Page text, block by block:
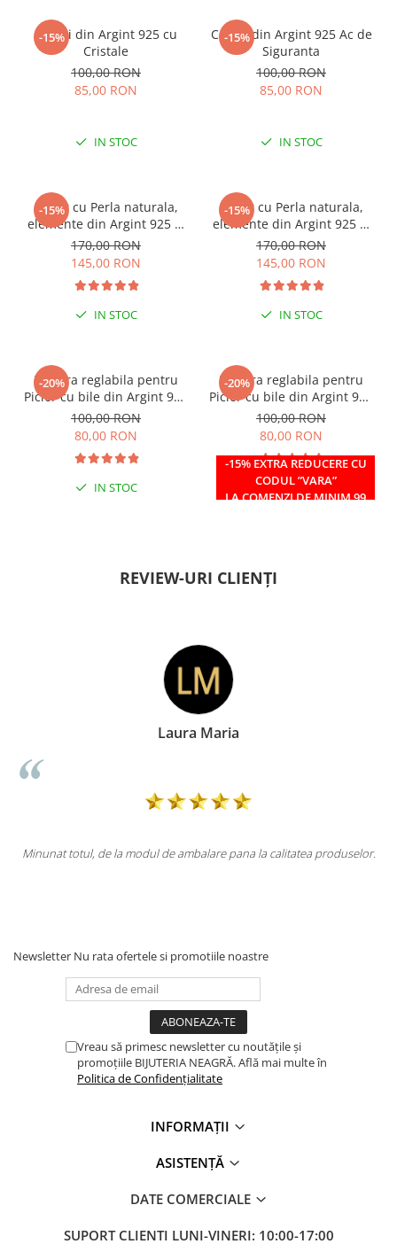
-15%
Cercei din Argint 925 cu
Cristale
100,00 RON
85,00 RON
IN STOC
-15%
Cercei din Argint 925 Ac de
Siguranta
100,00 RON
85,00 RON
IN STOC
-15%
Colier cu Perla naturala,
elemente din Argint 925 si
margele Miyuki, multicolor
170,00 RON
145,00 RON
IN STOC
-15%
Colier cu Perla naturala,
elemente din Argint 925 si
margele Miyuki, verde/kiwi
170,00 RON
145,00 RON
IN STOC
-20%
Bratara reglabila pentru
Picior cu bile din Argint 925
si margele Miyuki rosii
100,00 RON
80,00 RON
IN STOC
-20%
-15% EXTRA REDUCERE CU
CODUL ”VARA”
LA COMENZI DE MINIM 99
Bratara reglabila pentru
Picior cu bile din Argint 925
si margele Miyuki verzi
100,00 RON
80,00 RON
IN STOC
REVIEW-URI CLIENȚI
ambalare pana la calitatea produselor.
Totul la superlativ!
Newsletter Nu rata ofertele si promotiile noastre
Vreau să primesc newsletter cu noutățile și
promoțiile BIJUTERIA NEAGRĂ. Află mai multe în
Politica de Confidențialitate
INFORMAȚII
ASISTENȚĂ
DATE COMERCIALE
SUPORT CLIENTI LUNI-VINERI: 10:00-17:00